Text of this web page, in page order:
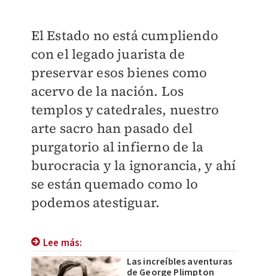
El Estado no está cumpliendo
con el legado juarista de
preservar esos bienes como
acervo de la nación. Los
templos y catedrales, nuestro
arte sacro han pasado del
purgatorio al infierno de la
burocracia y la ignorancia, y ahí
se están quemado como lo
podemos atestiguar.
Lee más:
Las increíbles aventuras
de George Plimpton